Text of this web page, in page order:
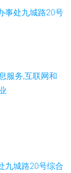
事处九城路20号
服务,互联网和
九城路20号综合